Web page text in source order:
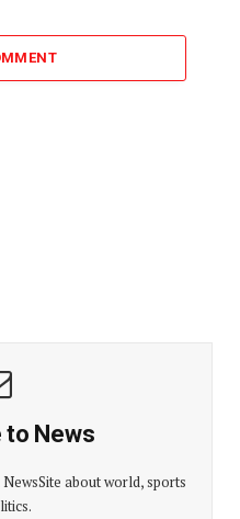
to News
about world, sports